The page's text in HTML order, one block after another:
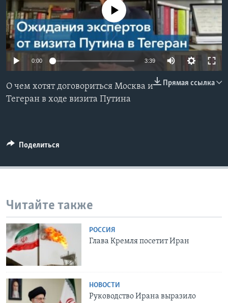
Learning English
СОЦИАЛЬНЫЕ СЕТИ
No media source currently available
0:00 3:39
Прямая ссылка
О чем хотят договориться Москва и
Тегеран в ходе визита Путина
Поделиться
Читайте также
РОССИЯ
Глава Кремля посетит Иран
НОВОСТИ
Руководство Ирана выразило